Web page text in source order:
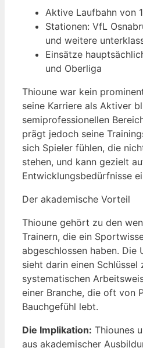
Aktive Laufbahn von
Stationen: VfL
und weitere
Einsätze
und Oberliga
Thioune war kein
seine Karriere als Aktiver
semiprofessionellen
prägt jedoch seine
sich Spieler fühlen, die
stehen, und kann gezielt
Entwicklungsbedürfnisse
Der akademische Vorteil
Thioune gehört zu den
Trainern, die ein
abgeschlossen haben. Die
sieht darin einen Schlüssel
systematischen
einer Branche, die oft von
Bauchgefühl lebt.
Die Implikation: Thiounes
aus akademischer